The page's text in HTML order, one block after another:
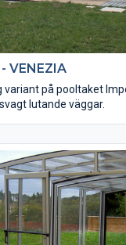
VENEZIA
variant på pooltaket
lutande väggar.